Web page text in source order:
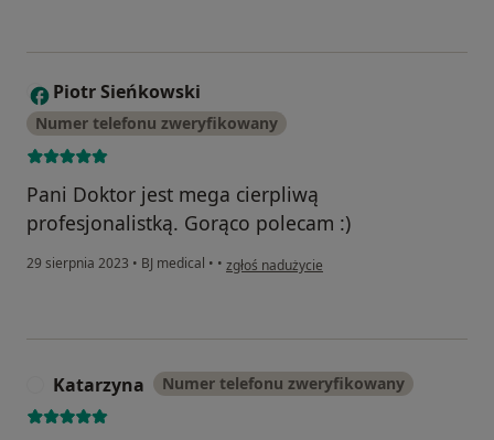
P Piotr Sieńkowski
Numer telefonu zweryfikowany
Pani Doktor jest mega cierpliwą
profesjonalistką. Gorąco polecam :)
29 sierpnia 2023 • BJ medical • • w opinii użytkownika Piotr Sieńkowski
zgłoś nadużycie
Katarzyna Numer telefonu zweryfikowany